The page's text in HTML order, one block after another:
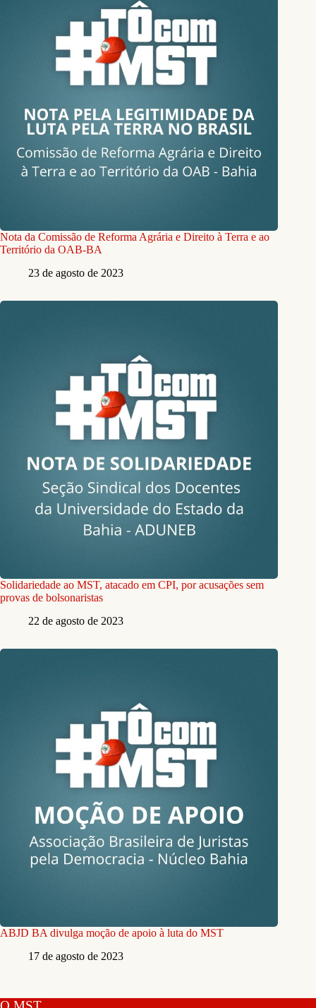
Nota da Comissão de Reforma Agrária e Direito à Terra e ao
Território da OAB-BA
23 de agosto de 2023
Solidariedade ao MST, atacado em CPI, por acusações sem
provas de bolsonaristas
22 de agosto de 2023
ABJD BA divulga moção de apoio à luta do MST
17 de agosto de 2023